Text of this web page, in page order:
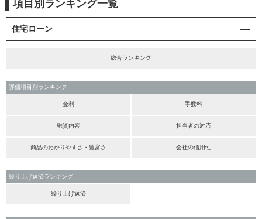
項目別ランキング一覧
住宅ローン
総合ランキング
評価項目別ランキング
金利 手数料
融資内容 担当者の対応
商品のわかりやすさ・豊富さ 会社の信用性
繰り上げ返済ランキング
繰り上げ返済